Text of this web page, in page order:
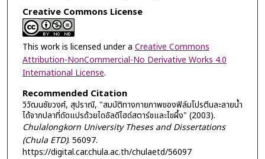
Creative Commons License
This work is licensed under a Creative Commons
Attribution-NonCommercial-No Derivative Works 4.0
International License.
Recommended Citation
วิวัฒนชัยวงศ์, สุปราณี, "สมบัติทางกายภาพของฟิล์มโปรตีนละลายน้ำ
ได้จากปลาที่ดัดแปรด้วยไดอัลดีไฮด์สตาร์ชและไขผึ้ง" (2003).
Chulalongkorn University Theses and Dissertations
(Chula ETD). 56097.
https://digital.car.chula.ac.th/chulaetd/56097